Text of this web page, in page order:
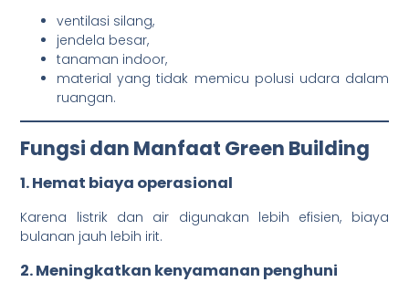
ventilasi silang,
jendela besar,
tanaman indoor,
material yang tidak memicu polusi udara dalam
ruangan.
Fungsi dan Manfaat Green Building
1. Hemat biaya operasional
Karena listrik dan air digunakan lebih efisien, biaya
bulanan jauh lebih irit.
2. Meningkatkan kenyamanan penghuni